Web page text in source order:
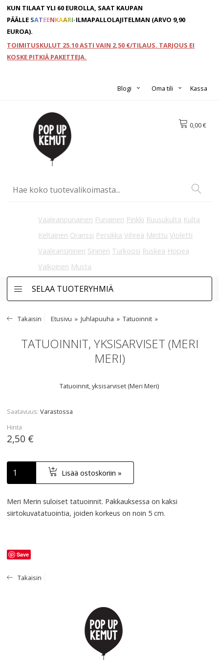
KUN TILAAT YLI 60 EUROLLA, SAAT KAUPAN
PÄÄLLE SATEENKAARI-ILMAPALLOLAJITELMAN (ARVO 9,90
EUROA).
TOIMITUSKULUT 25.10 ASTI VAIN 2,50 €/TILAUS. TARJOUS EI
KOSKE PITKIÄ PAKETTEJA.
Kassa
Oma tili
Blogi
0,00 €
Vaaleanpunainen Punainen Pinkki Ruusukulta Kulta
Keltainen Oranssi Persikka Vihreä Minttu Violetti
Vaaleansininen Sininen Turkoosi Ruskea Hopea
Valkoinen Musta
SELAA TUOTERYHMIÄ
Takaisin Etusivu Juhlapuuha Tatuoinnit
TATUOINNIT, YKSISARVISET (MERI
MERI)
Tatuoinnit, yksisarviset (Meri Meri)
Saatavuus Varastossa
Hinta
2,50 €
Lisää ostoskoriin »
Meri Merin suloiset tatuoinnit. Pakkauksessa on kaksi
siirtokuvatatuointia, joiden korkeus on noin 5 cm.
Save
Takaisin